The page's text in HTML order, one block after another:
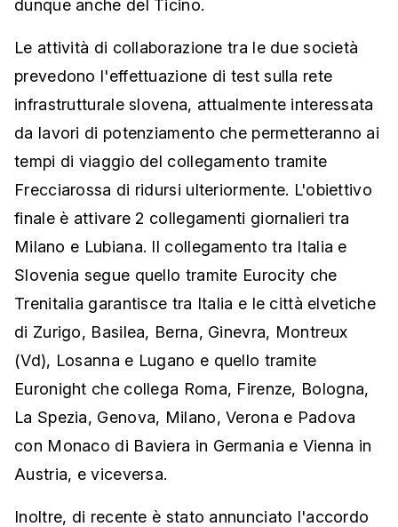
dunque anche del Ticino.
Le attività di collaborazione tra le due società
prevedono l'effettuazione di test sulla rete
infrastrutturale slovena, attualmente interessata
da lavori di potenziamento che permetteranno ai
tempi di viaggio del collegamento tramite
Frecciarossa di ridursi ulteriormente. L'obiettivo
finale è attivare 2 collegamenti giornalieri tra
Milano e Lubiana. Il collegamento tra Italia e
Slovenia segue quello tramite Eurocity che
Trenitalia garantisce tra Italia e le città elvetiche
di Zurigo, Basilea, Berna, Ginevra, Montreux
(Vd), Losanna e Lugano e quello tramite
Euronight che collega Roma, Firenze, Bologna,
La Spezia, Genova, Milano, Verona e Padova
con Monaco di Baviera in Germania e Vienna in
Austria, e viceversa.
Inoltre, di recente è stato annunciato l'accordo